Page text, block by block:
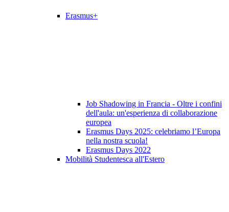
Erasmus+
Job Shadowing in Francia - Oltre i confini
dell'aula: un'esperienza di collaborazione
europea
Erasmus Days 2025: celebriamo l’Europa
nella nostra scuola!
Erasmus Days 2022
Mobilità Studentesca all'Estero